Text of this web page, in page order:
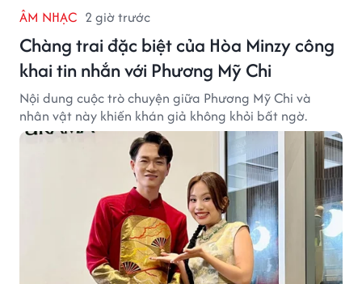
ÂM NHẠC 2 giờ trước
Chàng trai đặc biệt của Hòa Minzy công
khai tin nhắn với Phương Mỹ Chi
Nội dung cuộc trò chuyện giữa Phương Mỹ Chi và
nhân vật này khiến khán giả không khỏi bất ngờ.